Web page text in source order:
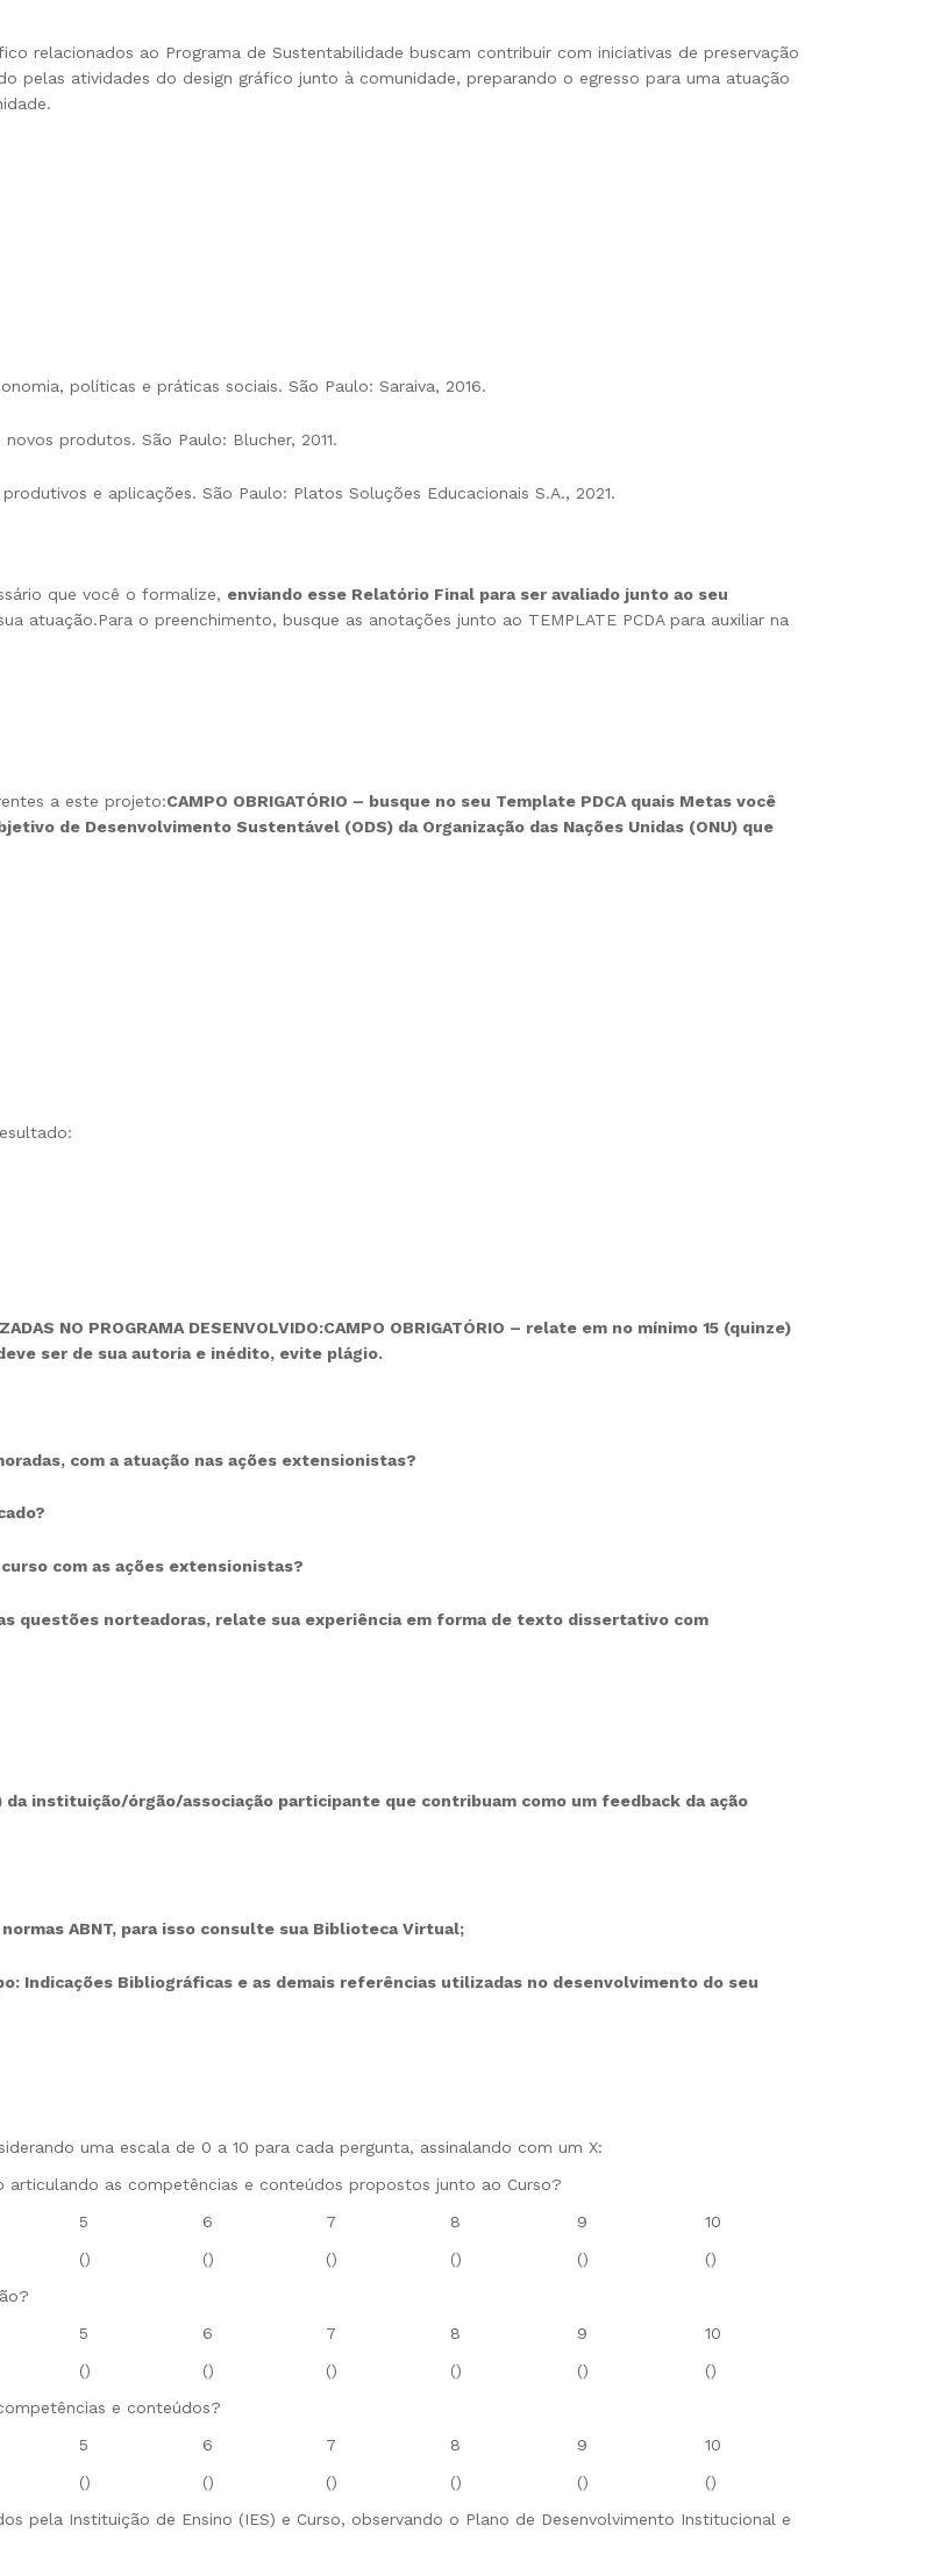
relacionados ao Programa de Sustentabilidade buscam contribuir com iniciativas de preservação
pelas atividades do design gráfico junto à comunidade, preparando o egresso para uma atuação
políticas e práticas sociais. São Paulo: Saraiva, 2016.
produtos. São Paulo: Blucher, 2011.
e aplicações. São Paulo: Platos Soluções Educacionais S.A., 2021.
que você o formalize, enviando esse Relatório Final para ser avaliado junto ao seu
atuação.Para o preenchimento, busque as anotações junto ao TEMPLATE PCDA para auxiliar na
a este projeto:CAMPO OBRIGATÓRIO – busque no seu Template PDCA quais Metas você
de Desenvolvimento Sustentável (ODS) da Organização das Nações Unidas (ONU) que
NO PROGRAMA DESENVOLVIDO:CAMPO OBRIGATÓRIO – relate em no mínimo 15 (quinze)
ser de sua autoria e inédito, evite plágio.
com a atuação nas ações extensionistas?
com as ações extensionistas?
questões norteadoras, relate sua experiência em forma de texto dissertativo com
da instituição/órgão/associação participante que contribuam como um feedback da ação
normas ABNT, para isso consulte sua Biblioteca Virtual;
Indicações Bibliográficas e as demais referências utilizadas no desenvolvimento do seu
uma escala de 0 a 10 para cada pergunta, assinalando com um X:
as competências e conteúdos propostos junto ao Curso?
5 6 7 8 9
10
() () () () ()
()
5 6 7 8 9
10
() () () () ()
()
e conteúdos?
5 6 7 8 9
10
() () () () ()
()
pela Instituição de Ensino (IES) e Curso, observando o Plano de Desenvolvimento Institucional e